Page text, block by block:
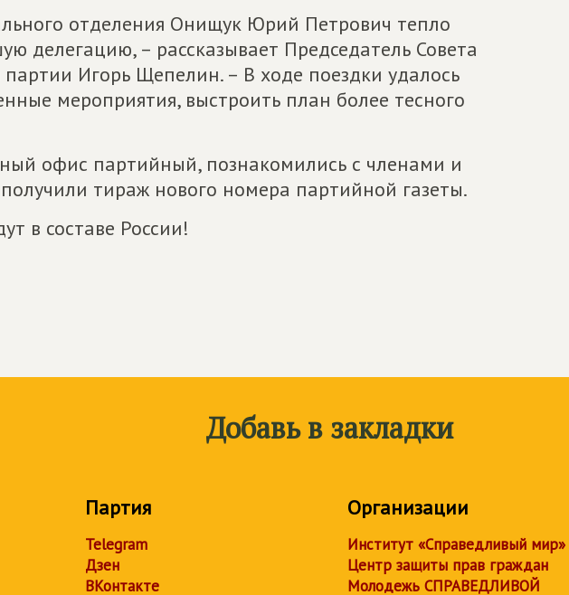
отделения Онищук Юрий Петрович тепло
делегацию, – рассказывает Председатель Совета
партии Игорь Щепелин. – В ходе поездки удалось
мероприятия, выстроить план более тесного
офис партийный, познакомились с членами и
тираж нового номера партийной газеты.
в составе России!
Добавь в закладки
Партия
Telegram
Дзен
ВКонтакте
Организации
Институт «Справедливый мир»
Центр защиты прав граждан
Молодежь СПРАВЕДЛИВОЙ